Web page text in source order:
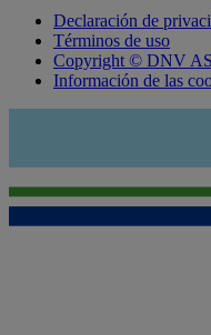
Declaración de
Términos de uso
Copyright © DNV
Información de las